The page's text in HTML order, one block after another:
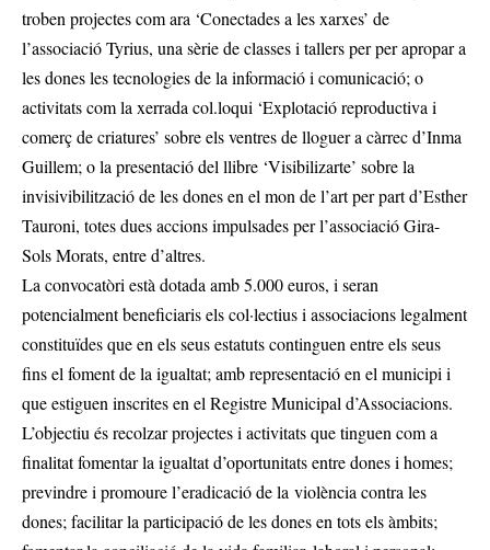
troben projectes com ara ‘Conectades a les xarxes’ de
l’associació Tyrius, una sèrie de classes i tallers per per apropar a
les dones les tecnologies de la informació i comunicació; o
activitats com la xerrada col.loqui ‘Explotació reproductiva i
comerç de criatures’ sobre els ventres de lloguer a càrrec d’Inma
Guillem; o la presentació del llibre ‘Visibilizarte’ sobre la
invisivibilització de les dones en el mon de l’art per part d’Esther
Tauroni, totes dues accions impulsades per l’associació Gira-
Sols Morats, entre d’altres.
La convocatòri està dotada amb 5.000 euros, i seran
potencialment beneficiaris els col·lectius i associacions legalment
constituïdes que en els seus estatuts continguen entre els seus
fins el foment de la igualtat; amb representació en el municipi i
que estiguen inscrites en el Registre Municipal d’Associacions.
L’objectiu és recolzar projectes i activitats que tinguen com a
finalitat fomentar la igualtat d’oportunitats entre dones i homes;
previndre i promoure l’eradicació de la violència contra les
dones; facilitar la participació de les dones en tots els àmbits;